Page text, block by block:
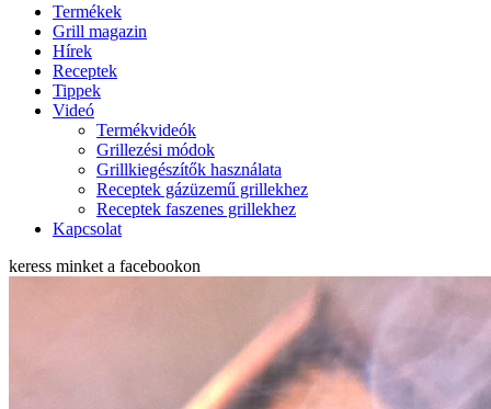
Termékek
Grill magazin
Hírek
Receptek
Tippek
Videó
Termékvideók
Grillezési módok
Grillkiegészítők használata
Receptek gázüzemű grillekhez
Receptek faszenes grillekhez
Kapcsolat
keress minket a facebookon